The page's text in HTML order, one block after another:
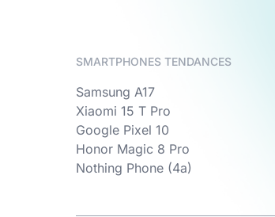
SMARTPHONES TENDANCES
Samsung A17
Xiaomi 15 T Pro
Google Pixel 10
Honor Magic 8 Pro
Nothing Phone (4a)